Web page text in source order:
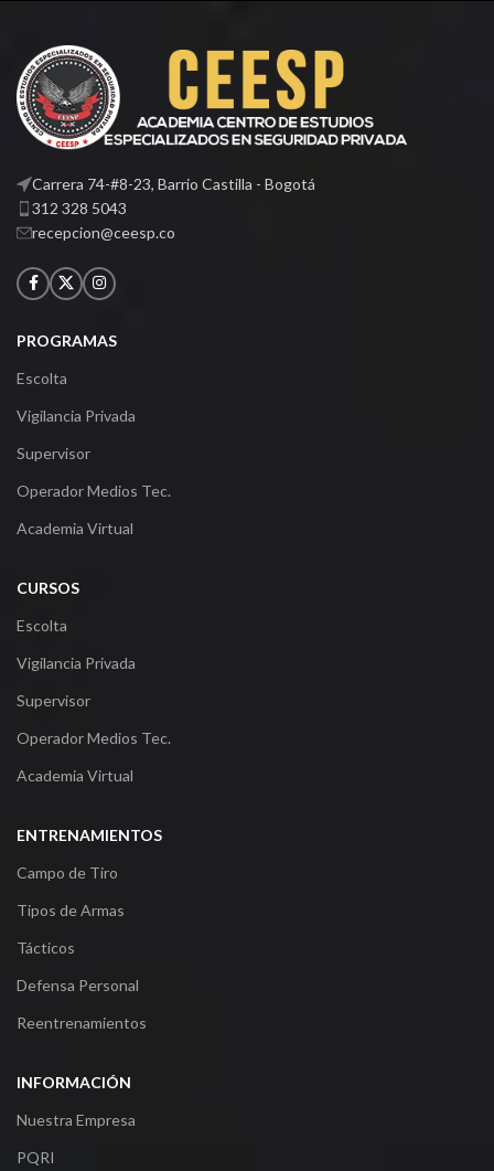
Carrera 74-#8-23, Barrio Castilla - Bogotá
312 328 5043
recepcion@ceesp.co
PROGRAMAS
Escolta
Vigilancia Privada
Supervisor
Operador Medios Tec.
Academia Virtual
CURSOS
Escolta
Vigilancia Privada
Supervisor
Operador Medios Tec.
Academia Virtual
ENTRENAMIENTOS
Campo de Tiro
Tipos de Armas
Tácticos
Defensa Personal
Reentrenamientos
INFORMACIÓN
Nuestra Empresa
PQRI